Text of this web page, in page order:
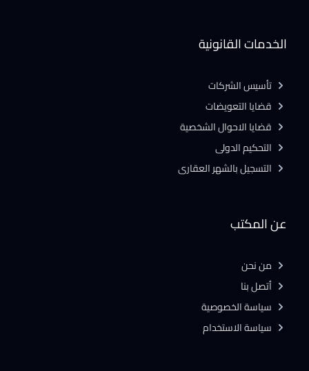
عن المكتب
من نحن
أتصل بنا
سياسة الخصوصية
سياسة الاستخدام
الخدمات القانونية
تأسيس الشركات
قضايا التعويضات
قضايا الاحوال الشخصية
التحكيم الدولى
التسجيل بالشهر العقارى